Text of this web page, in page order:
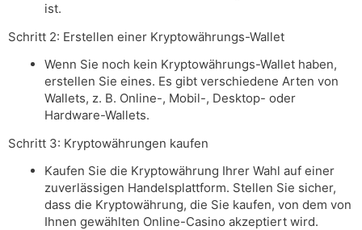
ist.
Schritt 2: Erstellen einer Kryptowährungs-Wallet
Wenn Sie noch kein Kryptowährungs-Wallet haben,
erstellen Sie eines. Es gibt verschiedene Arten von
Wallets, z. B. Online-, Mobil-, Desktop- oder
Hardware-Wallets.
Schritt 3: Kryptowährungen kaufen
Kaufen Sie die Kryptowährung Ihrer Wahl auf einer
zuverlässigen Handelsplattform. Stellen Sie sicher,
dass die Kryptowährung, die Sie kaufen, von dem von
Ihnen gewählten Online-Casino akzeptiert wird.